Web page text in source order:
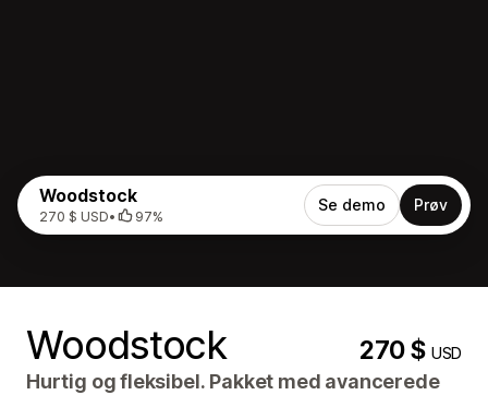
Woodstock
270 $ USD• 97%
Se demo Prøv
Woodstock 270 $USD
Hurtig og fleksibel. Pakket med avancerede